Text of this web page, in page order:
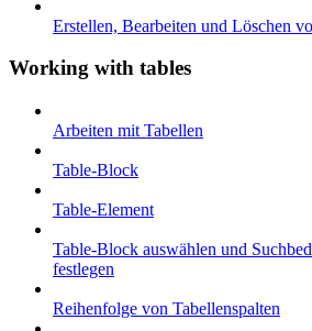
Erstellen, Bearbeiten und Löschen
Working with tables
Arbeiten mit Tabellen
Table-Block
Table-Element
Table-Block auswählen und
festlegen
Reihenfolge von Tabellenspalten